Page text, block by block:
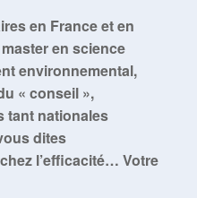
en France et en
en science
environnemental,
« conseil »,
tant nationales
dites
l’efficacité… Votre